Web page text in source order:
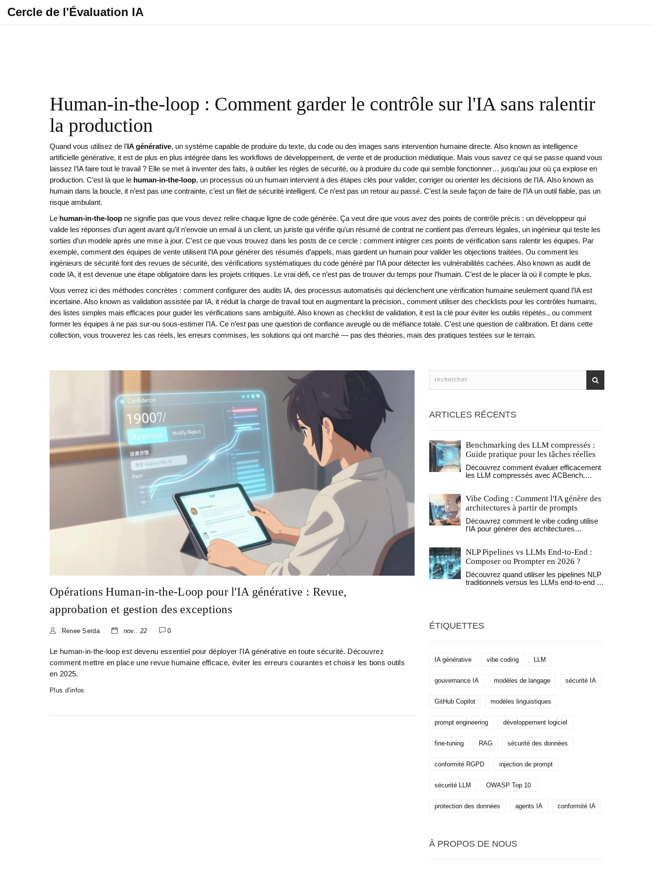
Cercle de l'Évaluation IA
Human-in-the-loop : Comment garder le contrôle sur l'IA sans ralentir
la production
Quand vous utilisez de l' IA générative, un système capable de produire du texte, du code ou des images sans intervention humaine directe. Also known as intelligence
artificielle générative, it est de plus en plus intégrée dans les workflows de développement, de vente et de production médiatique. Mais vous savez ce qui se passe quand vous
laissez l’IA faire tout le travail ? Elle se met à inventer des faits, à oublier les règles de sécurité, ou à produire du code qui semble fonctionner… jusqu’au jour où ça explose en
production. C’est là que le human-in-the-loop, un processus où un humain intervient à des étapes clés pour valider, corriger ou orienter les décisions de l’IA. Also known as
humain dans la boucle, it n’est pas une contrainte, c’est un filet de sécurité intelligent. Ce n’est pas un retour au passé. C’est la seule façon de faire de l’IA un outil fiable, pas un
risque ambulant.
Le human-in-the-loop ne signifie pas que vous devez relire chaque ligne de code générée. Ça veut dire que vous avez des points de contrôle précis : un développeur qui
valide les réponses d’un agent avant qu’il n’envoie un email à un client, un juriste qui vérifie qu’un résumé de contrat ne contient pas d’erreurs légales, un ingénieur qui teste les
sorties d’un modèle après une mise à jour. C’est ce que vous trouvez dans les posts de ce cercle : comment intégrer ces points de vérification sans ralentir les équipes. Par
exemple, comment des équipes de vente utilisent l’IA pour générer des résumés d’appels, mais gardent un humain pour valider les objections traitées. Ou comment les
ingénieurs de sécurité font des revues de sécurité, des vérifications systématiques du code généré par l’IA pour détecter les vulnérabilités cachées. Also known as audit de
code IA, it est devenue une étape obligatoire dans les projets critiques. Le vrai défi, ce n’est pas de trouver du temps pour l’humain. C’est de le placer là où il compte le plus.
Vous verrez ici des méthodes concrètes : comment configurer des audits IA, des processus automatisés qui déclenchent une vérification humaine seulement quand l’IA est
incertaine. Also known as validation assistée par IA, it réduit la charge de travail tout en augmentant la précision., comment utiliser des checklists pour les contrôles humains,
des listes simples mais efficaces pour guider les vérifications sans ambiguïté. Also known as checklist de validation, it est la clé pour éviter les oublis répétés., ou comment
former les équipes à ne pas sur-ou sous-estimer l’IA. Ce n’est pas une question de confiance aveugle ou de méfiance totale. C’est une question de calibration. Et dans cette
collection, vous trouverez les cas réels, les erreurs commises, les solutions qui ont marché — pas des théories, mais des pratiques testées sur le terrain.
Opérations Human-in-the-Loop pour l'IA générative : Revue,
approbation et gestion des exceptions
Renee Serda nov.. 22 0
Le human-in-the-loop est devenu essentiel pour déployer l'IA générative en toute sécurité. Découvrez
comment mettre en place une revue humaine efficace, éviter les erreurs courantes et choisir les bons outils
en 2025.
Plus d’infos
ARTICLES RÉCENTS
Benchmarking des LLM compressés :
Guide pratique pour les tâches réelles
Découvrez comment évaluer efficacement
les LLM compressés avec ACBench,
garantir des performances réelles en
production.
Vibe Coding : Comment l'IA génère des
architectures à partir de prompts
Découvrez comment le vibe coding utilise
l'IA pour générer des architectures
NLP Pipelines vs LLMs End-to-End :
Composer ou Prompter en 2026 ?
Découvrez quand utiliser les pipelines NLP
traditionnels versus les LLMs end-to-end en
ÉTIQUETTES
IA générative vibe coding LLM
gouvernance IA modèles de langage sécurité IA
GitHub Copilot modèles linguistiques
prompt engineering développement logiciel
fine-tuning RAG sécurité des données
conformité RGPD injection de prompt
sécurité LLM OWASP Top 10
protection des données agents IA conformité IA
À PROPOS DE NOUS